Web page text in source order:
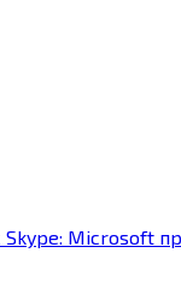
Microsoft